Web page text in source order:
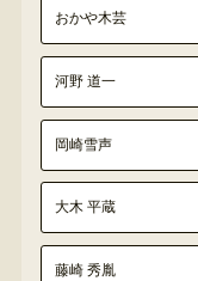
おかや木芸
河野 道一
岡崎雪声
大木 平蔵
藤崎 秀胤